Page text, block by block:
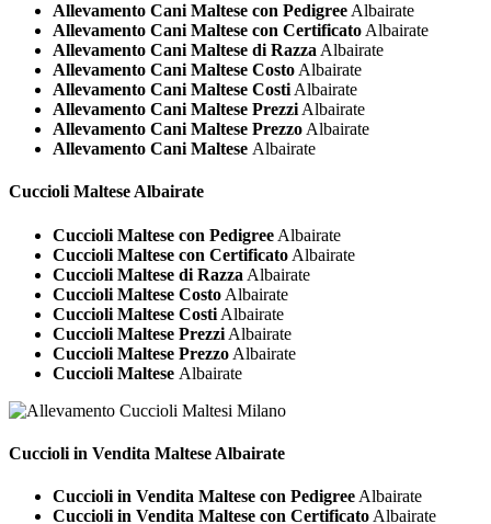
Allevamento Cani Maltese con Pedigree Albairate
Allevamento Cani Maltese con Certificato Albairate
Allevamento Cani Maltese di Razza Albairate
Allevamento Cani Maltese Costo Albairate
Allevamento Cani Maltese Costi Albairate
Allevamento Cani Maltese Prezzi Albairate
Allevamento Cani Maltese Prezzo Albairate
Allevamento Cani Maltese Albairate
Cuccioli Maltese Albairate
Cuccioli Maltese con Pedigree Albairate
Cuccioli Maltese con Certificato Albairate
Cuccioli Maltese di Razza Albairate
Cuccioli Maltese Costo Albairate
Cuccioli Maltese Costi Albairate
Cuccioli Maltese Prezzi Albairate
Cuccioli Maltese Prezzo Albairate
Cuccioli Maltese Albairate
Cuccioli in Vendita Maltese Albairate
Cuccioli in Vendita Maltese con Pedigree Albairate
Cuccioli in Vendita Maltese con Certificato Albairate